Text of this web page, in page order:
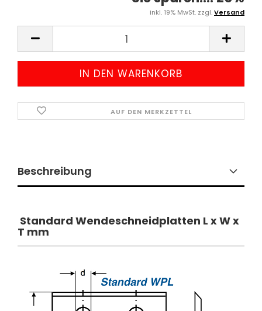
inkl. 19% MwSt. zzgl.Versand
AUF DEN MERKZETTEL
Beschreibung
Standard Wendeschneidplatten L x W x
T mm